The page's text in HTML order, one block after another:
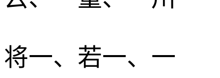
将一、若一、一